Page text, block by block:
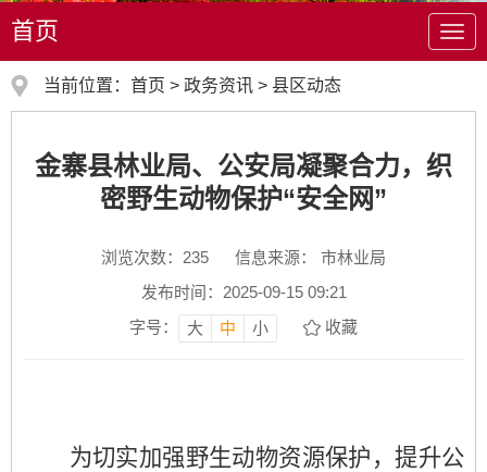
导
航
首页
当前位置： 首页 > 政务资讯 > 县区动态
金寨县林业局、公安局凝聚合力，织
密野生动物保护“安全网”
浏览次数： 235
信息来源： 市林业局
发布时间：2025-09-15 09:21
字号：
大 中 小 收藏
为切实加强野生动物资源保护，提升公